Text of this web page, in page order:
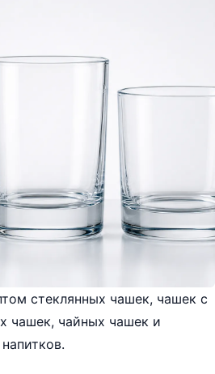
стеклянных чашек, чашек с
чашек, чайных чашек и